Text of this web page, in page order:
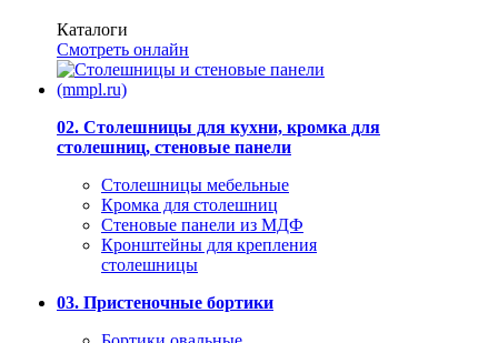
Каталоги
Смотреть онлайн
02. Столешницы для кухни, кромка для
столешниц, стеновые панели
Столешницы мебельные
Кромка для столешниц
Стеновые панели из МДФ
Кронштейны для крепления
столешницы
03. Пристеночные бортики